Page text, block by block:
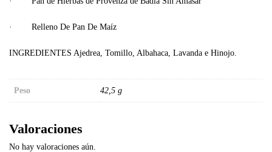
· Relleno De Pan De Maíz
INGREDIENTES Ajedrea, Tomillo, Albahaca, Lavanda e Hinojo.
Peso 42,5 g
Valoraciones
No hay valoraciones aún.